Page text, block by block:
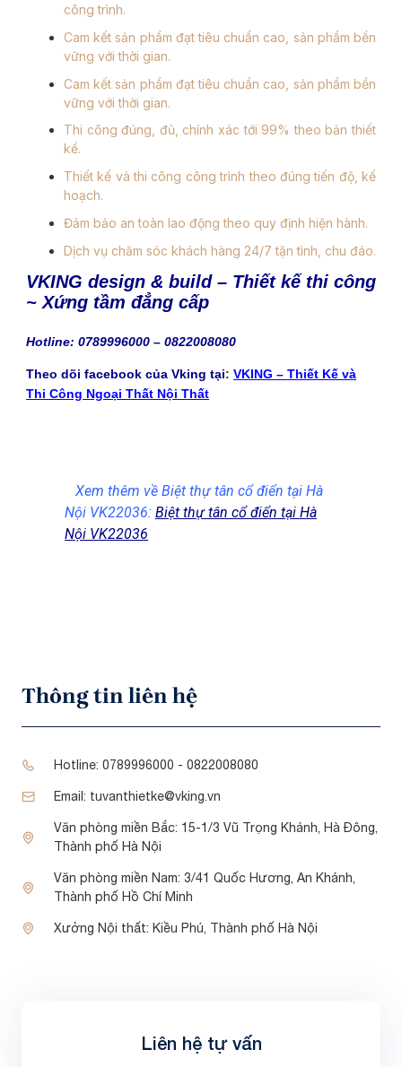
công trình.
Cam kết sản phẩm đạt tiêu chuẩn cao, sản phẩm bền
vững với thời gian.
Cam kết sản phẩm đạt tiêu chuẩn cao, sản phẩm bền
vững với thời gian.
Thi công đúng, đủ, chính xác tới 99% theo bản thiết
kế.
Thiết kế và thi công công trình theo đúng tiến độ, kế
hoạch.
Đảm bảo an toàn lao động theo quy định hiện hành.
Dịch vụ chăm sóc khách hàng 24/7 tận tình, chu đáo.
VKING design & build – Thiết kế thi công
~ Xứng tầm đẳng cấp
Hotline: 0789996000 – 0822008080
Theo dõi facebook của Vking tại: VKING – Thiết Kế và
Thi Công Ngoại Thất Nội Thất
Xem thêm về Biệt thự tân cổ điển tại Hà
Nội VK22036:Biệt thự tân cổ điển tại Hà
Nội VK22036
Thông tin liên hệ
Hotline: 0789996000 - 0822008080
Email: tuvanthietke@vking.vn
Văn phòng miền Bắc: 15-1/3 Vũ Trọng Khánh, Hà Đông,
Thành phố Hà Nội
Văn phòng miền Nam: 3/41 Quốc Hương, An Khánh,
Thành phố Hồ Chí Minh
Xưởng Nội thất: Kiều Phú, Thành phố Hà Nội
Liên hệ tự vấn